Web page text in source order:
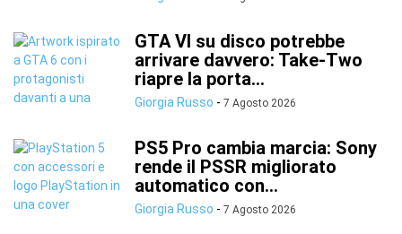
GTA VI su disco potrebbe
arrivare davvero: Take-Two
riapre la porta...
Giorgia Russo - 7 Agosto 2026
PS5 Pro cambia marcia: Sony
rende il PSSR migliorato
automatico con...
Giorgia Russo - 7 Agosto 2026